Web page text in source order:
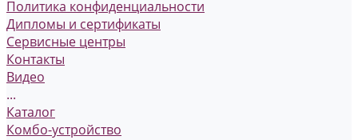
Политика конфиденциальности
Дипломы и сертификаты
Сервисные центры
Контакты
Видео
...
Каталог
Комбо-устройство